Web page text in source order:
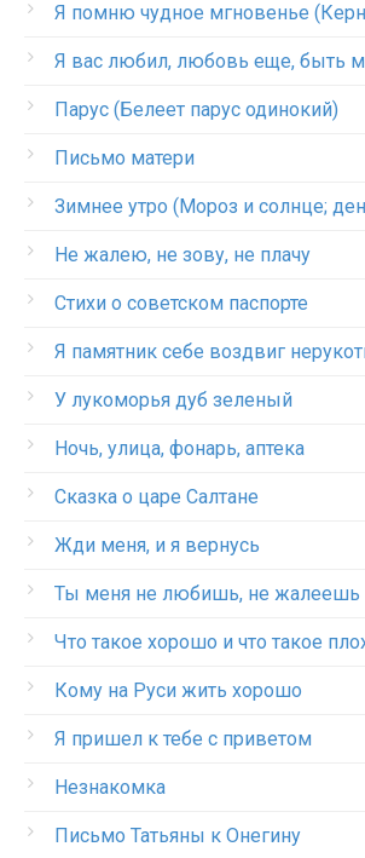
Я помню чудное мгновенье
Я вас любил, любовь еще, быть
Парус (Белеет парус одинокий)
Письмо матери
Зимнее утро (Мороз и солнце;
Не жалею, не зову, не плачу
Стихи о советском паспорте
Я памятник себе воздвиг
У лукоморья дуб зеленый
Ночь, улица, фонарь, аптека
Сказка о царе Салтане
Жди меня, и я вернусь
Ты меня не любишь, не жалеешь
Что такое хорошо и что такое
Кому на Руси жить хорошо
Я пришел к тебе с приветом
Незнакомка
Письмо Татьяны к Онегину